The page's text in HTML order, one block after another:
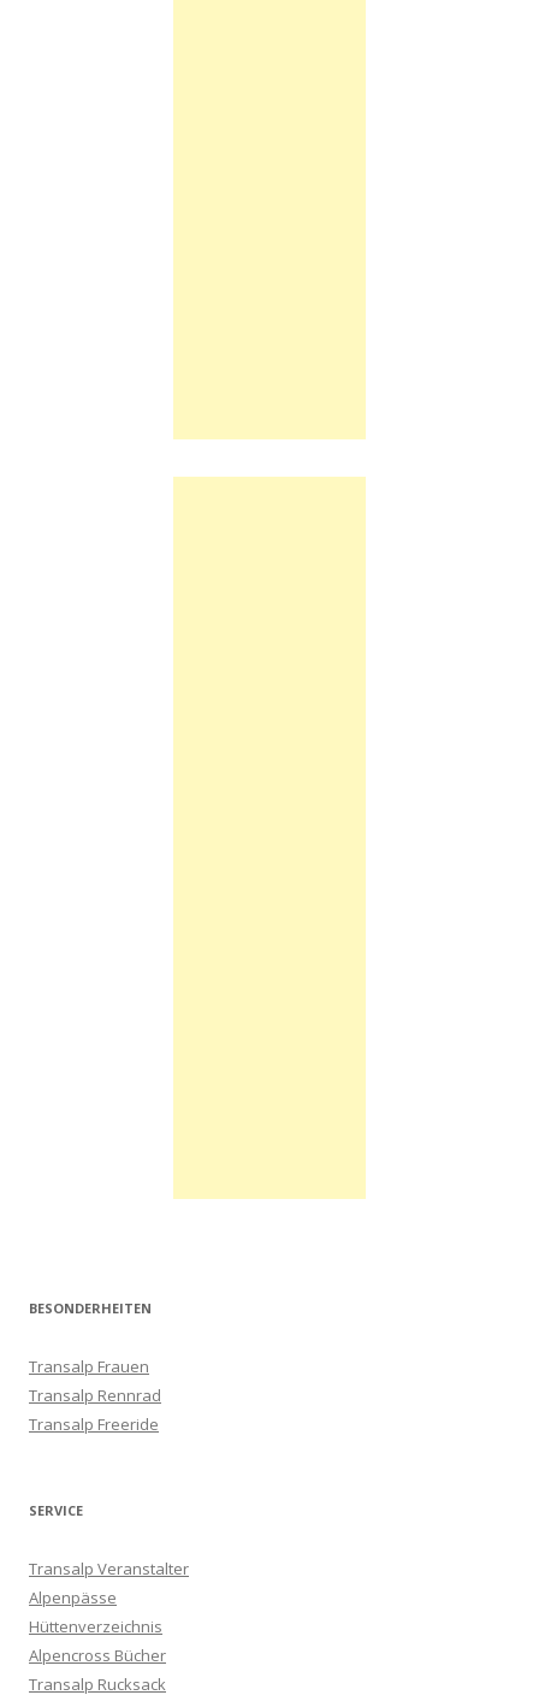
BESONDERHEITEN
Transalp Frauen
Transalp Rennrad
Transalp Freeride
SERVICE
Transalp Veranstalter
Alpenpässe
Hüttenverzeichnis
Alpencross Bücher
Transalp Rucksack